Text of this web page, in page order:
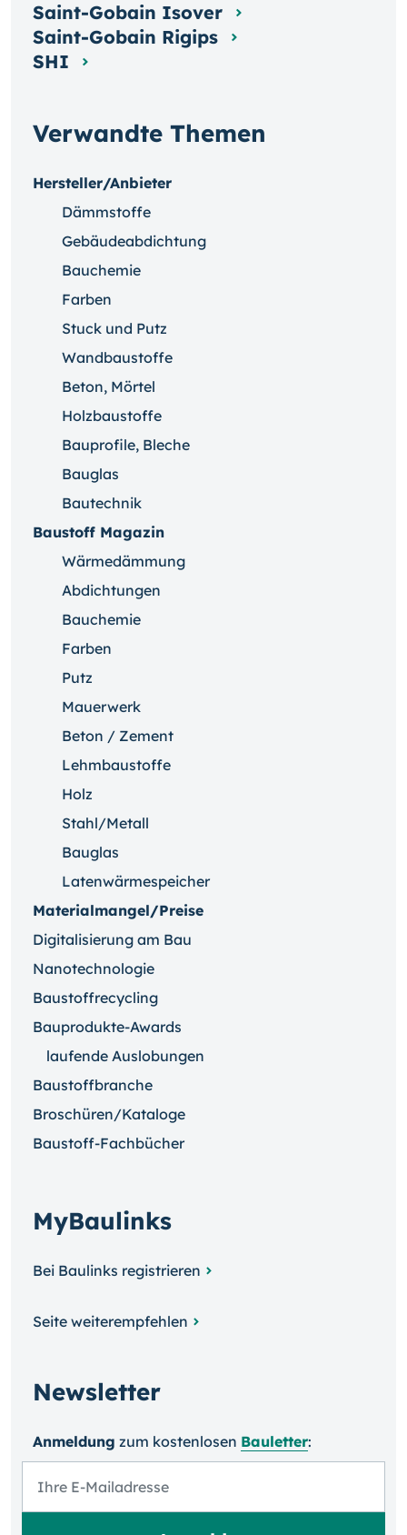
Verwandte Themen
Hersteller/Anbieter
Dämmstoffe
Gebäudeabdichtung
Bauchemie
Farben
Stuck und Putz
Wandbaustoffe
Beton, Mörtel
Holzbaustoffe
Bauprofile, Bleche
Bauglas
Bautechnik
Baustoff Magazin
Wärmedämmung
Abdichtungen
Bauchemie
Farben
Putz
Mauerwerk
Beton / Zement
Lehmbaustoffe
Holz
Stahl/Metall
Bauglas
Latenwärmespeicher
Materialmangel/Preise
Digitalisierung am Bau
Nanotechnologie
Baustoffrecycling
Bauprodukte-Awards
laufende Auslobungen
Baustoffbranche
Broschüren/Kataloge
Baustoff-Fachbücher
MyBaulinks
Bei Baulinks registrieren
Seite weiterempfehlen
Newsletter
Anmeldung zum kosten­losen Bauletter:
Saint-Gobain Isover
Saint-Gobain Rigips
SHI